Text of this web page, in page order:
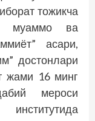
тожикча
муаммо ва
асари,
достонлари
жами 16 минг
мероси